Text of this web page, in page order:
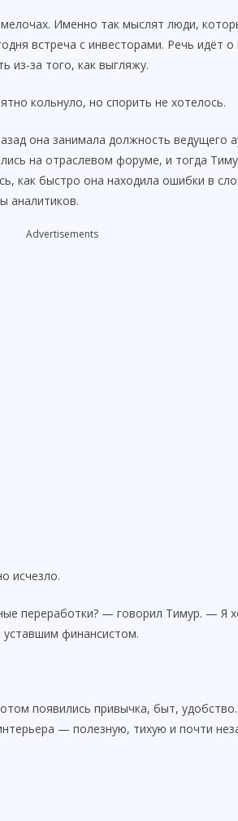
Именно так мыслят люди,
встреча с инвесторами. Речь идёт о
из-за того, как выгляжу.
кольнуло, но спорить не хотелось.
она занимала должность ведущего
на отраслевом форуме, и тогда
как быстро она находила ошибки в
аналитиков.
Advertisements
исчезло.
переработки? — говорил Тимур. — Я
финансистом.
появились привычка, быт,
— полезную, тихую и почти